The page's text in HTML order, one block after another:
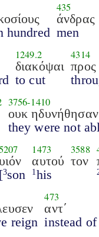
hundred
435
άνδρας
men
1249.2
διακόψαι
to cut
4314
προς
3756-1410
ουκ ηδυνήθησαν
they were not
[3son
1473
αυτού
1 his
3588
τον
reign
473
αντ΄
instead of